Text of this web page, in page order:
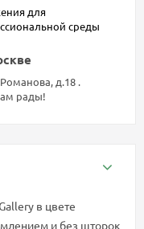
для
среды
д.18 .
рады!
в цвете
и без шторок